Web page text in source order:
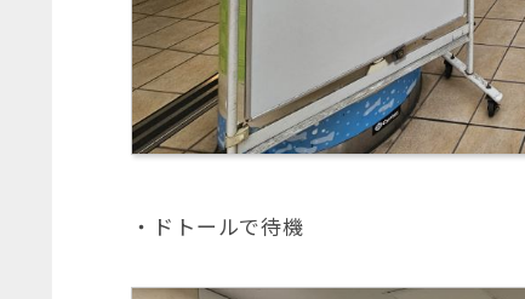
・ドトールで待機